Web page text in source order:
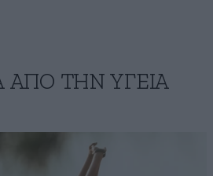
ΑΠΟ ΤΗΝ ΥΓΕΙΑ